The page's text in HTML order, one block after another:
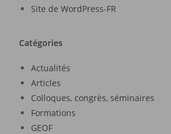
Site de WordPress-FR
Catégories
Actualités
Articles
Colloques, congrès, séminaires
Formations
GEOF